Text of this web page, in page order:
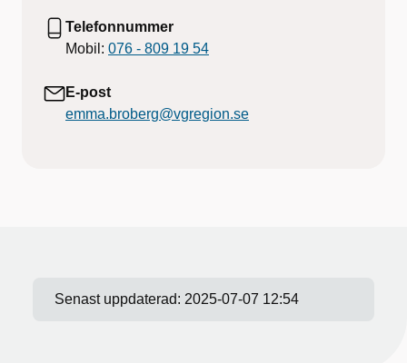
Telefonnummer
Mobil: 076 - 809 19 54
E-post
emma.broberg@vgregion.se
Senast uppdaterad: 2025-07-07 12:54